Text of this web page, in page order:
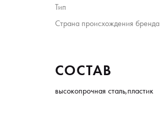
Тип
Страна происхождения бренда
СОСТАВ
высокопрочная сталь,пластик